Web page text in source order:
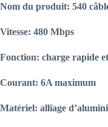
Nom du produit: 540
Vitesse: 480 Mbps
Fonction: charge rapide
Courant: 6A maximum
Matériel: alliage